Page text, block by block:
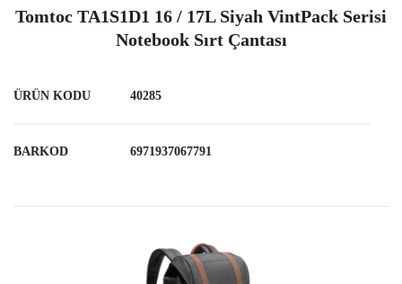
Tomtoc TA1S1D1 16 / 17L Siyah VintPack Serisi
Notebook Sırt Çantası
ÜRÜN KODU 40285
BARKOD 6971937067791